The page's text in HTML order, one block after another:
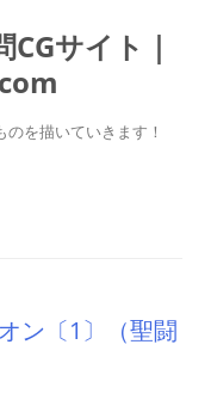
サイト｜
を描いていきます！
ン〔1〕（聖闘